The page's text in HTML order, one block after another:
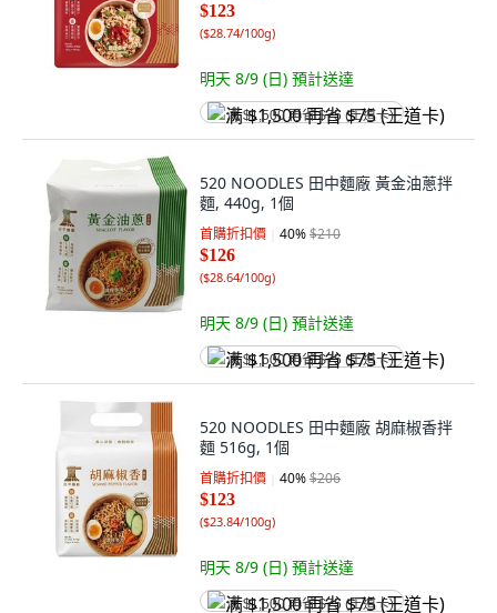
$123
($28.74/100g)
明天 8/9 (日) 預計送達
满 $1,500 再省 $75 (王道卡)
520 NOODLES 田中麵廠 黃金油蔥拌
麵, 440g, 1個
首購折扣價 40%$210
$126
($28.64/100g)
明天 8/9 (日) 預計送達
满 $1,500 再省 $75 (王道卡)
520 NOODLES 田中麵廠 胡麻椒香拌
麵 516g, 1個
首購折扣價 40%$206
$123
($23.84/100g)
明天 8/9 (日) 預計送達
满 $1,500 再省 $75 (王道卡)